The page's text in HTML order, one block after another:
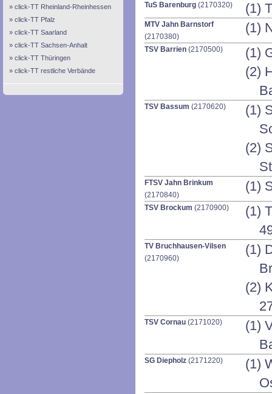
click-TT Rheinland-Rheinhessen
click-TT Pfalz
click-TT Saarland
click-TT Sachsen-Anhalt
click-TT Thüringen
click-TT restliche Verbände
TuS Barenburg (2170320) (1)
MTV Jahn Barnstorf
(2170380)
(1)
TSV Barrien (2170500)
(1)
(2)
TSV Bassum (2170620)
(1)
(2)
FTSV Jahn Brinkum
(2170840)
(1)
TSV Brockum (2170900)
(1)
TV Bruchhausen-Vilsen
(2170960)
(1)
(2)
TSV Cornau (2171020)
(1)
SG Diepholz (2171220)
(1)